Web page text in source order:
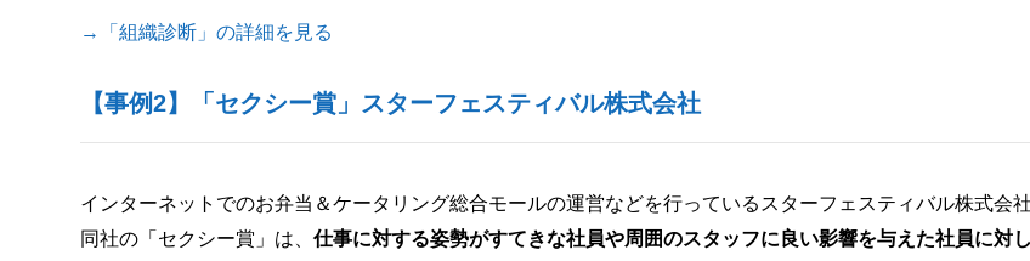
→「組織診断」の詳細を見る
【事例2】「セクシー賞」スターフェスティバル株式会社
インターネットでのお弁当＆ケータリング総合モールの運営などを行っているスターフェスティバル株式会社
同社の「セクシー賞」は、 仕事に対する姿勢がすてきな社員や周囲のスタッフに良い影響を与えた社員に対